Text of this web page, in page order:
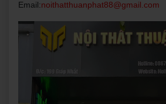
Email:noithatthuanphat88@gmail.com